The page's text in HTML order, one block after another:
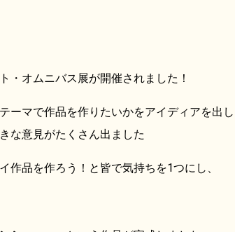
・オムニバス展が開催されました！
ーマで作品を作りたいかをアイディアを出し
な意見がたくさん出ました
品を作ろう！と皆で気持ちを1つにし、